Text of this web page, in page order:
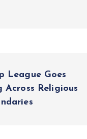
League Goes
Across Religious